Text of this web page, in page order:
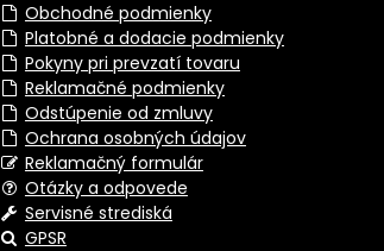
Obchodné podmienky
Platobné a dodacie podmienky
Pokyny pri prevzatí tovaru
Reklamačné podmienky
Odstúpenie od zmluvy
Ochrana osobných údajov
Reklamačný formulár
Otázky a odpovede
Servisné strediská
GPSR